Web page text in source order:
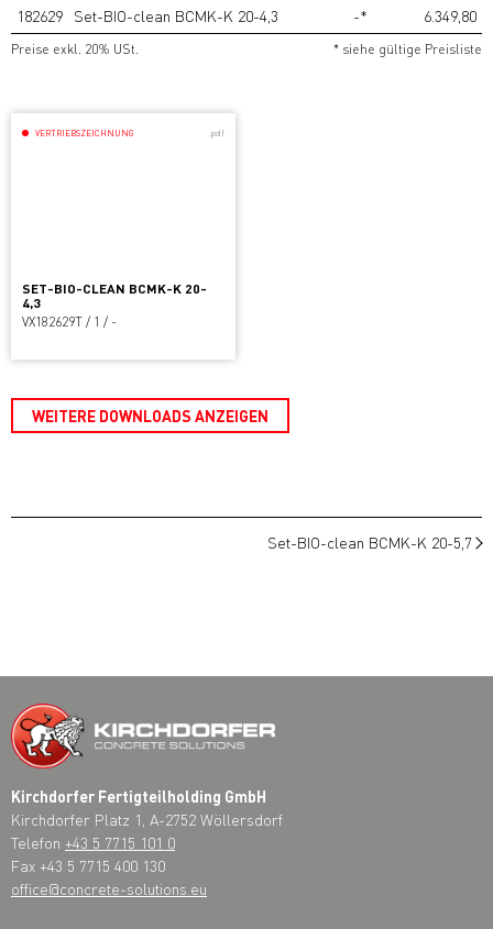
182629 Set-BIO-clean BCMK-K 20-4,3 -* 6.349,80
* siehe gültige Preisliste
Preise exkl. 20% USt.
VERTRIEBSZEICHNUNG .pdf
SET-BIO-CLEAN BCMK-K 20-
4,3
VX182629T / 1 / -
WEITERE DOWNLOADS ANZEIGEN
Set-BIO-clean BCMK-K 20-5,7
Kirchdorfer Fertigteilholding GmbH
Kirchdorfer Platz 1, A-2752 Wöllersdorf
Telefon +43 5 7715 101 0
Fax +43 5 7715 400 130
office@concrete-solutions.eu